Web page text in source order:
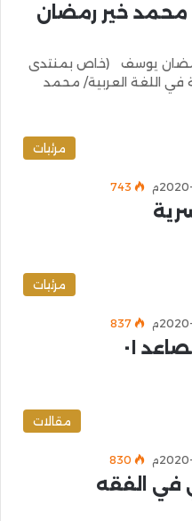
| الشيخ محمد خير رمضان
خير رمضان يوسف (خاص بمنتدى
في اللغة العربية/ محمد
مرئيات
743
مرئيات
837
٠١
مقالات
830
في الفقه